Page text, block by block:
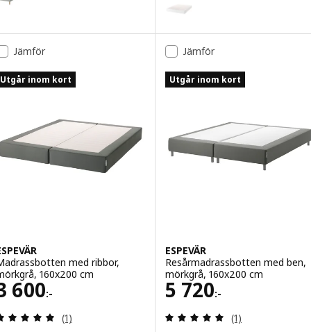
Jämför
Utgår inom kort
med ribbor,
160x200 cm
600:-
3600:-
Recensera: 5 utav 5 stjärnor. Totalt antal
(1)
Jämför
Utgår inom kort
ESPEVÄR
Resårmadrassbotten med ben,
mörkgrå, 160x200 cm
5 720:-
Pris 5720:-
Recensera: 5
(1)